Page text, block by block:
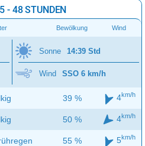
- 48 STUNDEN
Bewölkung Wind
Sonne 14:39 Std
Wind SSO 6 km/h
39 % 4km/h
50 % 4km/h
55 % 5km/h